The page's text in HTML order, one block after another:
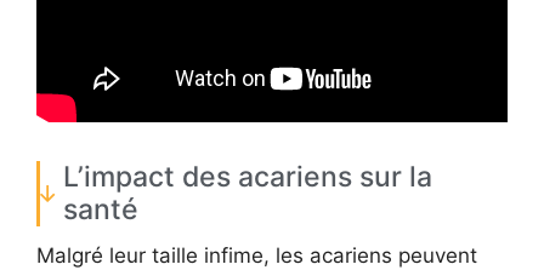
L’impact des acariens sur la
santé
Malgré leur taille infime, les acariens peuvent